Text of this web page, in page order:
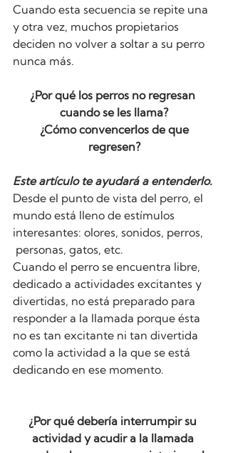
Cuando esta secuencia se repite una
y otra vez, muchos propietarios
deciden no volver a soltar a su perro
nunca más.
¿Por qué los perros no regresan
cuando se les llama?
¿Cómo convencerlos de que
regresen?
Este artículo te ayudará a entenderlo.
Desde el punto de vista del perro, el
mundo está lleno de estímulos
interesantes: olores, sonidos, perros,
personas, gatos, etc.
Cuando el perro se encuentra libre,
dedicado a actividades excitantes y
divertidas, no está preparado para
responder a la llamada porque ésta
no es tan excitante ni tan divertida
como la actividad a la que se está
dedicando en ese momento.
¿Por qué debería interrumpir su
actividad y acudir a la llamada